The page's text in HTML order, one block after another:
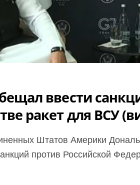
ввести
ракет для ВСУ
против Российской